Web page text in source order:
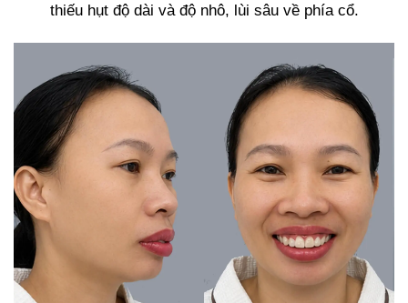
thiếu hụt độ dài và độ nhô, lùi sâu về phía cổ.